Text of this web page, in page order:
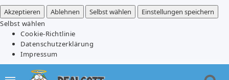
Akzeptieren
Ablehnen Selbst wählen
Einstellungen speichern
Selbst wählen
Cookie-Richtlinie
Datenschutzerklärung
Impressum